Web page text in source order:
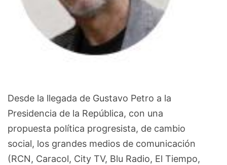
Desde la llegada de Gustavo Petro a la
Presidencia de la República, con una
propuesta política progresista, de cambio
social, los grandes medios de comunicación
(RCN, Caracol, City TV, Blu Radio, El Tiempo,